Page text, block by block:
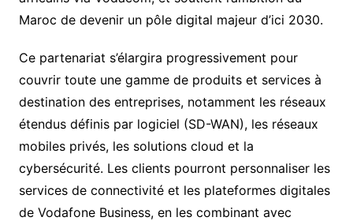
Maroc de devenir un pôle digital majeur d’ici 2030.
Ce partenariat s’élargira progressivement pour
couvrir toute une gamme de produits et services à
destination des entreprises, notamment les réseaux
étendus définis par logiciel (SD-WAN), les réseaux
mobiles privés, les solutions cloud et la
cybersécurité. Les clients pourront personnaliser les
services de connectivité et les plateformes digitales
de Vodafone Business, en les combinant avec